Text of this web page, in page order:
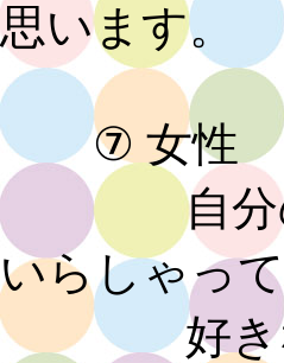
思います。
⑦ 女性
自分の父
いらしゃっ
好きなシ